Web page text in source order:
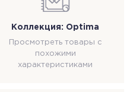
Коллекция: Optima
Просмотреть товары с
похожими
характеристиками